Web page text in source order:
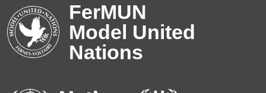
FerMUN
Model United
Nations